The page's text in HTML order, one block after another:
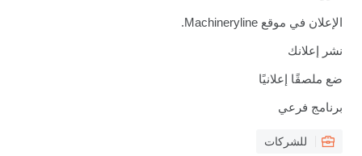
الإعلان في موقع Machineryline.
نشر إعلانك
ضع ملصقًا إعلانيًا
برنامج فرعي
للشركات